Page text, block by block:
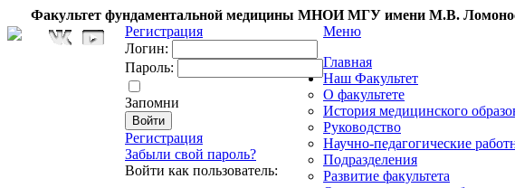
Факультет фундаментальной медицины МНОИ МГУ имени М.В.
Регистрация
Логин:
Пароль:
Запомни
Регистрация
Забыли свой пароль?
Войти как пользователь:
Меню
Главная
Наш Факультет
О факультете
История медицинского
Руководство
Научно-педагогические
Подразделения
Развитие факультета